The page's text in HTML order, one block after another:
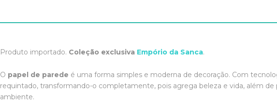
Produto importado. Coleção exclusiva Empório da Sanca.
O papel de parede é uma forma simples e moderna de decoração. Com
requintado, transformando-o completamente, pois agrega beleza e vida, além
ambiente.